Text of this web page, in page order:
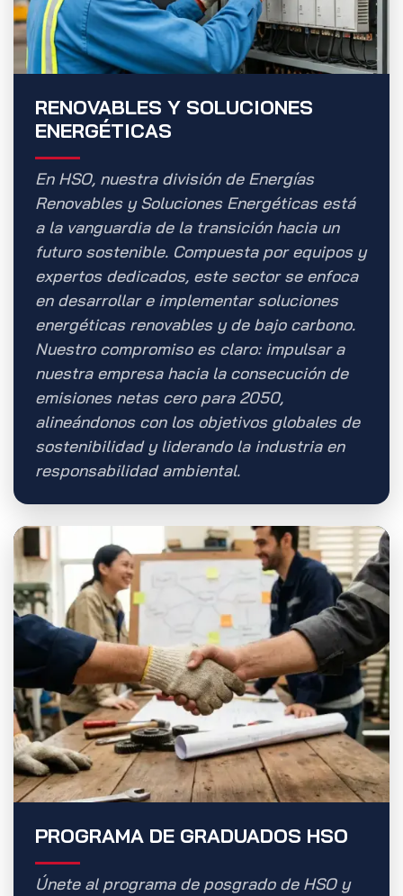
RENOVABLES Y SOLUCIONES
ENERGÉTICAS
En HSO, nuestra división de Energías
Renovables y Soluciones Energéticas está
a la vanguardia de la transición hacia un
futuro sostenible. Compuesta por equipos y
expertos dedicados, este sector se enfoca
en desarrollar e implementar soluciones
energéticas renovables y de bajo carbono.
Nuestro compromiso es claro: impulsar a
nuestra empresa hacia la consecución de
emisiones netas cero para 2050,
alineándonos con los objetivos globales de
sostenibilidad y liderando la industria en
responsabilidad ambiental.
PROGRAMA DE GRADUADOS HSO
Únete al programa de posgrado de HSO y